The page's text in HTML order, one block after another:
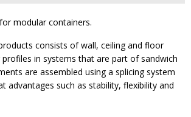
modular containers.
consists of wall, ceiling and floor
in systems that are part of sandwich
are assembled using a splicing system
advantages such as stability, flexibility and